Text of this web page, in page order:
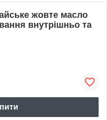
жовте масло
внутрішньо та